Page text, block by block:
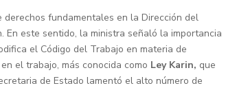
fundamentales en la Dirección del
este sentido, la ministra señaló la importancia
el Código del Trabajo en materia de
el trabajo, más conocida como Ley Karin, que
de Estado lamentó el alto número de